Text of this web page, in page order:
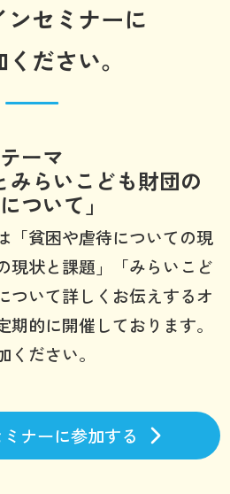
ンセミナーに
ださい。
テーマ
みらいこども財団の
ついて」
「貧困や虐待についての現
現状と課題」「みらいこど
ついて詳しくお伝えするオ
期的に開催しております。
ださい。
ナーに参加する